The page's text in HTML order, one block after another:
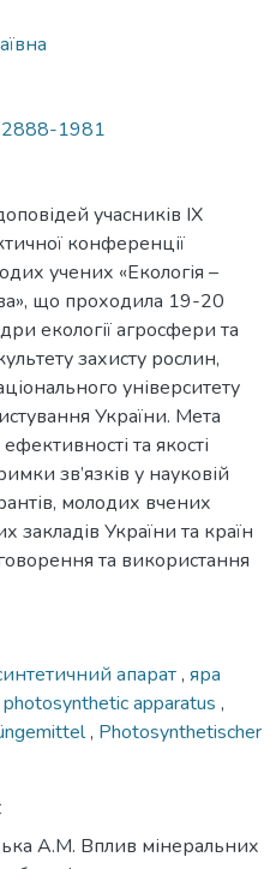
1981
учасників ІХ
конференції
учених «Екологія –
що проходила 19-20
екології агросфери та
захисту рослин,
університету
України. Мета
та якості
зв’язків у науковій
молодих вчених
України та країн
та використання
апарат, яра
photosynthetic apparatus ,
, Photosynthetischer
А.М. Вплив мінеральних